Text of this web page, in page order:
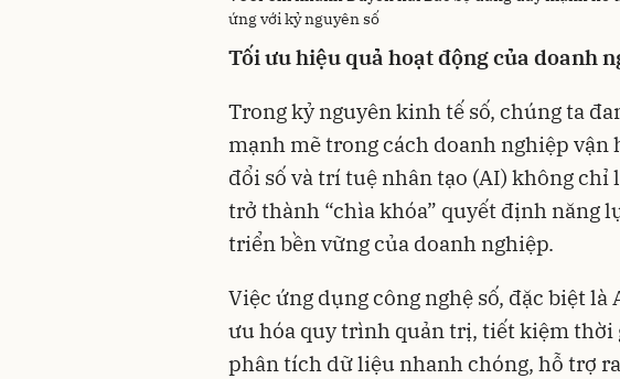
ứng với kỷ nguyên số
Tối ưu hiệu quả hoạt động của doanh
Trong kỷ nguyên kinh tế số, chúng ta
mạnh mẽ trong cách doanh nghiệp vận
đổi số và trí tuệ nhân tạo (AI) không chỉ
trở thành “chìa khóa” quyết định năng
triển bền vững của doanh nghiệp.
Việc ứng dụng công nghệ số, đặc biệt
ưu hóa quy trình quản trị, tiết kiệm thời
phân tích dữ liệu nhanh chóng, hỗ trợ